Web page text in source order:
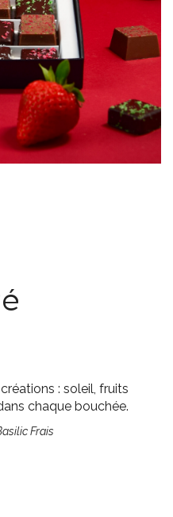
: soleil, fruits
chaque bouchée.
Frais